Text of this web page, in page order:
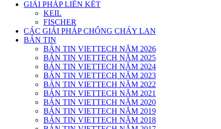
GIẢI PHÁP LIÊN KẾT
KEIL
FISCHER
CÁC GIẢI PHÁP CHỐNG CHÁY LAN
BẢN TIN
BẢN TIN VIETTECH NĂM 2026
BẢN TIN VIETTECH NĂM 2025
BẢN TIN VIETTECH NĂM 2024
BẢN TIN VIETTECH NĂM 2023
BẢN TIN VIETTECH NĂM 2022
BẢN TIN VIETTECH NĂM 2021
BẢN TIN VIETTECH NĂM 2020
BẢN TIN VIETTECH NĂM 2019
BẢN TIN VIETTECH NĂM 2018